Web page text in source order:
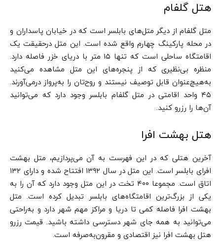
هتل گلفام
متل گلفام از دیگر متل‌های بابلسر است که در خیابان پاسداران و
در محله پارکینگ چهارم واقع شده است. این متل در‌حقیقت یک
اقامتگاه ساحلی است که تنها ۱۵ متر با دریای خزر فاصله دارد.
منظره بی‌نظیری که از پنجره‌های این متل مشاهده می‌کنید
به‌هیچ‌عنوان قابل توصیف نیستند و روح‌تان را به‌پرواز درمی‌آورند.
۴۵ واحد اقامتی در متل گلفام بابلسر وجود دارد که می‌توانید
آن‌ها را رزرو کنید.
هتل بهشت افرا
آخرین هتلی که در این فهرست به آن می‌پردازیم، متل بهشت
افرای بابلسر است. این متل در سال ۱۳۹۲ افتتاح شده و دارای ۱۳۲
اتاق است. مجموعا ۴۰۰ تخت در این متل وجود دارد که آن را به
یکی از بزرگ‌ترین اقامتگاه‌های بابلسر تبدیل کرده است. متل
بهشت افرا فاصله کمی تا دریا و مراکز مهم شهر دارد و به‌راحتی
می‌توانید به همه جای شهر دسترسی داشته باشید. قیمت رزرو
هتل بهشت افرا نیز اقتصادی و مقرون‌به‌صرفه است.